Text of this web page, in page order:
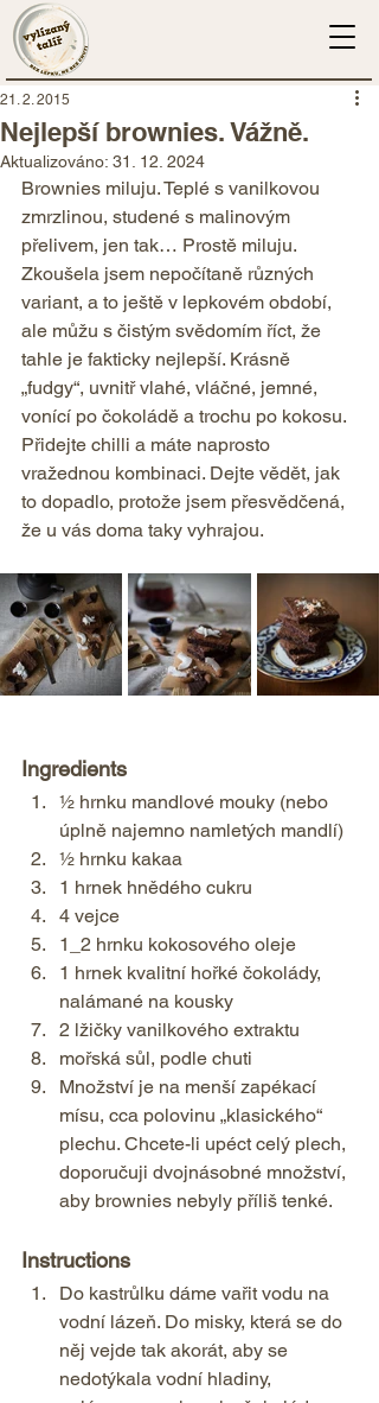
Nejlepší brownies. Vážně.
21. 2. 2015
Aktualizováno: 31. 12. 2024
Brownies miluju. Teplé s vanilkovou
zmrzlinou, studené s malinovým
přelivem, jen tak… Prostě miluju.
Zkoušela jsem nepočítaně různých
variant, a to ještě v lepkovém období,
ale můžu s čistým svědomím říct, že
tahle je fakticky nejlepší. Krásně
„fudgy“, uvnitř vlahé, vláčné, jemné,
vonící po čokoládě a trochu po kokosu.
Přidejte chilli a máte naprosto
vražednou kombinaci. Dejte vědět, jak
to dopadlo, protože jsem přesvědčená,
že u vás doma taky vyhrajou.
Ingredients
½ hrnku mandlové mouky (nebo
úplně najemno namletých mandlí)
½ hrnku kakaa
1 hrnek hnědého cukru
4 vejce
1_2 hrnku kokosového oleje
1 hrnek kvalitní hořké čokolády,
nalámané na kousky
2 lžičky vanilkového extraktu
mořská sůl, podle chuti
Množství je na menší zapékací
mísu, cca polovinu „klasického“
plechu. Chcete-li upéct celý plech,
doporučuji dvojnásobné množství,
aby brownies nebyly příliš tenké.
Instructions
Do kastrůlku dáme vařit vodu na
vodní lázeň. Do misky, která se do
něj vejde tak akorát, aby se
nedotýkala vodní hladiny,